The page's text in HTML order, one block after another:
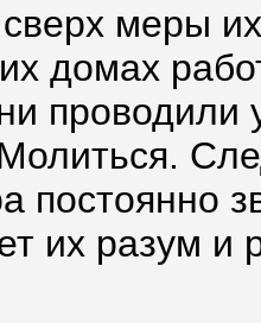
меры
домах
проводили
постоянно
их разум и